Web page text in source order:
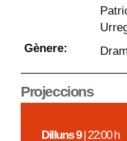
Gènere:
Projeccions
Dilluns 9| 22:00 h